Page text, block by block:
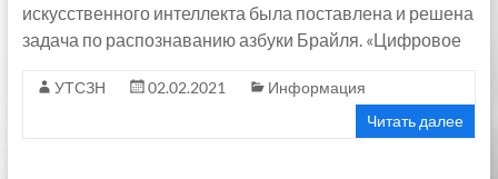
искусственного интеллекта была поставлена и решена
задача по распознаванию азбуки Брайля. «Цифровое
УТСЗН 02.02.2021
Информация
Читать далее